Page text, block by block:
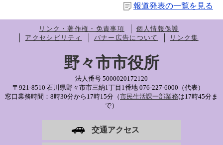
報道発表の一覧を見る
リンク・著作権・免責事項
個人情報保護
アクセシビリティ
バナー広告について リンク集
野々市市役所
法人番号 5000020172120
〒921-8510 石川県野々市市三納1丁目1番地 076-227-6000（代表）
窓口業務時間：8時30分から17時15分（市民生活課一部業務は17時45分ま
で）
交通アクセス